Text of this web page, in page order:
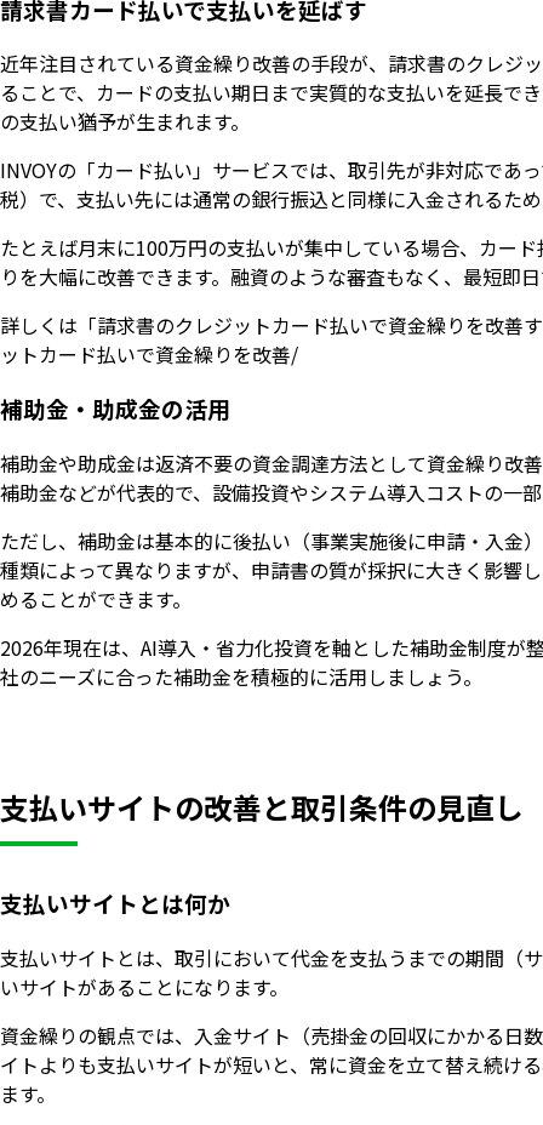
請求書カード払いで支払いを延ばす
近年注目されている資金繰り改善の手段が、請求書のクレジ
ることで、カードの支払い期日まで実質的な支払いを延長で
の支払い猶予が生まれます。
INVOYの「カード払い」サービスでは、取引先が非対応であ
税）で、支払い先には通常の銀行振込と同様に入金されるた
たとえば月末に100万円の支払いが集中している場合、カー
りを大幅に改善できます。融資のような審査もなく、最短即
詳しくは「請求書のクレジットカード払いで資金繰りを改
ットカード払いで資金繰りを改善/
補助金・助成金の活用
補助金や助成金は返済不要の資金調達方法として資金繰り改
補助金などが代表的で、設備投資やシステム導入コストの一
ただし、補助金は基本的に後払い（事業実施後に申請・入金
種類によって異なりますが、申請書の質が採択に大きく影響
めることができます。
2026年現在は、AI導入・省力化投資を軸とした補助金制度が
社のニーズに合った補助金を積極的に活用しましょう。
支払いサイトの改善と取引条件の見直し
支払いサイトとは何か
支払いサイトとは、取引において代金を支払うまでの期間（
いサイトがあることになります。
資金繰りの観点では、入金サイト（売掛金の回収にかかる日
イトよりも支払いサイトが短いと、常に資金を立て替え続け
ます。